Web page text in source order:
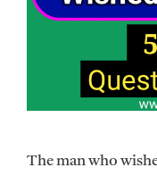
The man who